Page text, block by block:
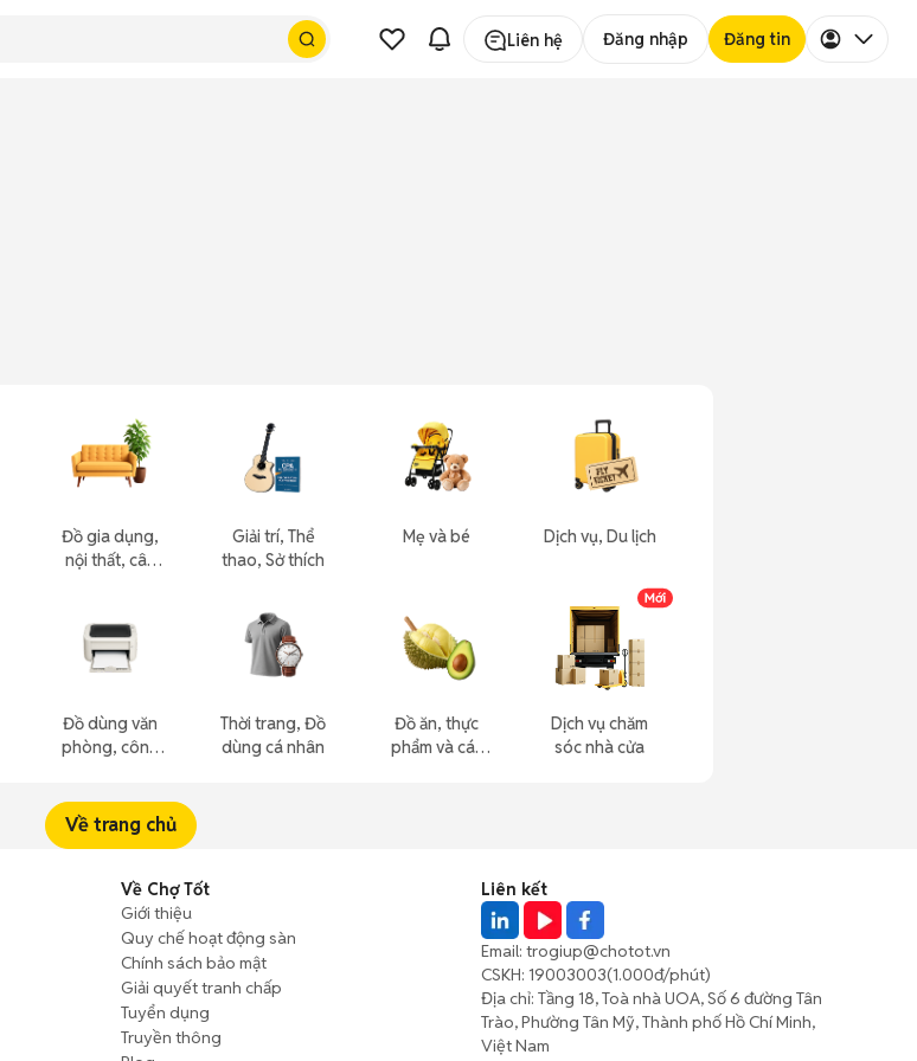
Liên hệ Đăng nhập Đăng tin
Đồ gia dụng,
nội thất, cây
Đồ dùng văn
phòng, công
Giải trí, Thể
thao, Sở thích
Thời trang, Đồ
dùng cá nhân
Mẹ và bé
Đồ ăn, thực
phẩm và các
Dịch vụ, Du lịch
Dịch vụ chăm
sóc nhà cửa
Về trang chủ
Về Chợ Tốt
Giới thiệu
Quy chế hoạt động sàn
Chính sách bảo mật
Giải quyết tranh chấp
Tuyển dụng
Truyền thông
Liên kết
Email: trogiup@chotot.vn
CSKH: 19003003(1.000đ/phút)
Địa chỉ: Tầng 18, Toà nhà UOA, Số 6 đường Tân
Trào, Phường Tân Mỹ, Thành phố Hồ Chí Minh,
Việt Nam